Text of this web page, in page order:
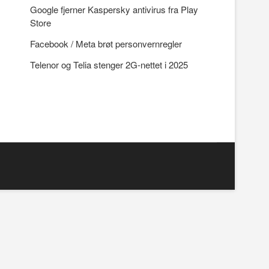
Google fjerner Kaspersky antivirus fra Play
Store
Facebook / Meta brøt personvernregler
Telenor og Telia stenger 2G-nettet i 2025